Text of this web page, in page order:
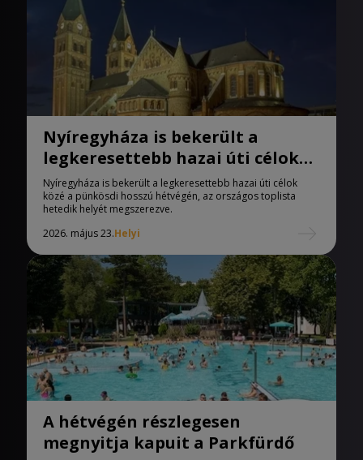
Nyíregyháza is bekerült a
legkeresettebb hazai úti célok
közé a pünkösdi hosszú
hétvégén
Nyíregyháza is bekerült a legkeresettebb hazai úti célok
közé a pünkösdi hosszú hétvégén, az országos toplista
hetedik helyét megszerezve.
2026. május 23.Helyi
A hétvégén részlegesen
megnyitja kapuit a Parkfürdő